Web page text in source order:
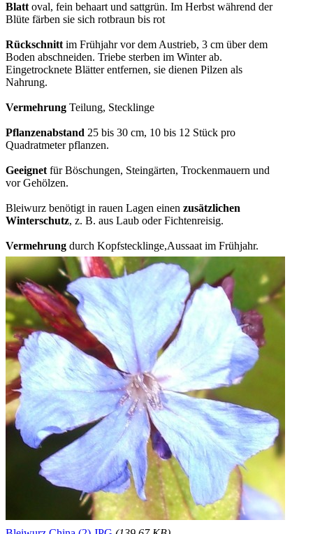
Blattoval, fein behaart und sattgrün. Im Herbst während der
Blüte färben sie sich rotbraun bis rot
Rückschnittim Frühjahr vor dem Austrieb, 3 cm über dem
Boden abschneiden. Triebe sterben im Winter ab.
Eingetrocknete Blätter entfernen, sie dienen Pilzen als
Nahrung.
Vermehrung Teilung, Stecklinge
Pflanzenabstand 25 bis 30 cm, 10 bis 12 Stück pro
Quadratmeter pflanzen.
Geeignetfür Böschungen, Steingärten, Trockenmauern und
vor Gehölzen.
Bleiwurz benötigt in rauen Lagen einen zusätzlichen
Winterschutz, z. B. aus Laub oder Fichtenreisig.
Vermehrung durch Kopfstecklinge,Aussaat im Frühjahr.